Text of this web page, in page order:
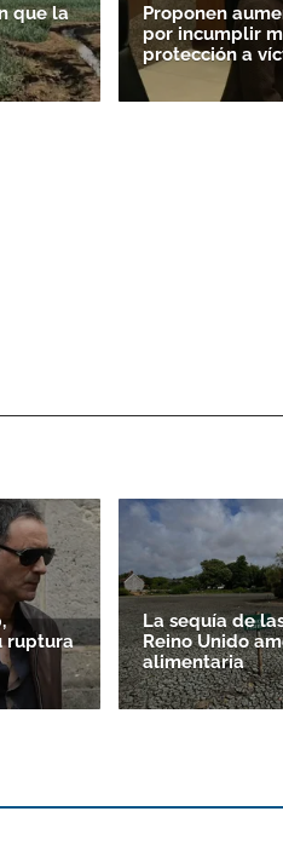
que la
Proponen
por incumplir
protección a
ruptura
La sequía de
Reino Unido
alimentaria